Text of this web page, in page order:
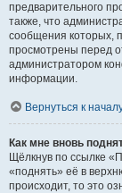
предварительного
также, что
сообщения которых,
просмотрены перед
администратором
информации.
Вернуться к
Как мне вновь
Щёлкнув по ссылке
«поднять» её в
происходит, то это